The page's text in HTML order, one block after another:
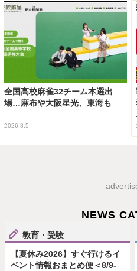
全国高校麻雀32チーム本選出
場…麻布や大阪星光、東海も
2026.8.5
NEWS
教育・受験
【夏休み2026】すぐ行けるイ
ベント情報おまとめ便＜8/9-